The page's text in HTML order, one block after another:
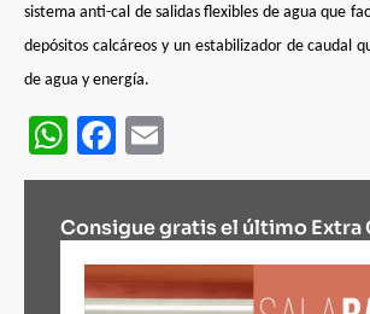
sistema anti-cal de salidas flexibles de agua que
depósitos calcáreos y un estabilizador de caudal
de agua y energía.
WhatsApp
Facebook
Consigue gratis el último Extra